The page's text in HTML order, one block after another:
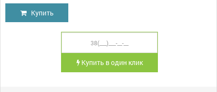
Купить
Купить в один клик